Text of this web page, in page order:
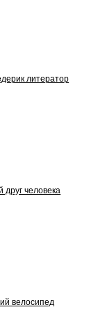
литератор
человека
велосипед